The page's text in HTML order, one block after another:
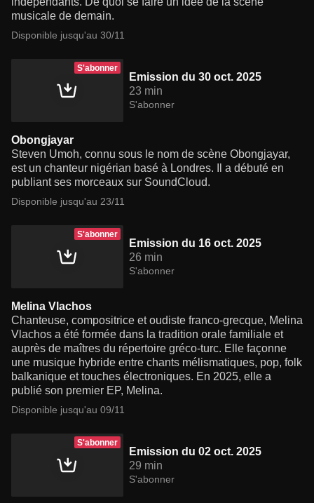
musicale de demain.
Disponible jusqu'au 30/11
S'abonner
Emission du 30 oct. 2025
23 min
S'abonner
Obongjayar
Steven Umoh, connu sous le nom de scène Obongjayar,
est un chanteur nigérian basé à Londres. Il a débuté en
publiant ses morceaux sur SoundCloud.
Disponible jusqu'au 23/11
S'abonner
Emission du 16 oct. 2025
26 min
S'abonner
Melina Vlachos
Chanteuse, compositrice et oudiste franco-grecque, Melina
Vlachos a été formée dans la tradition orale familiale et
auprès de maîtres du répertoire gréco-turc. Elle façonne
une musique hybride entre chants mélismatiques, pop, folk
balkanique et touches électroniques. En 2025, elle a
publié son premier EP, Melina.
Disponible jusqu'au 09/11
S'abonner
Emission du 02 oct. 2025
29 min
S'abonner